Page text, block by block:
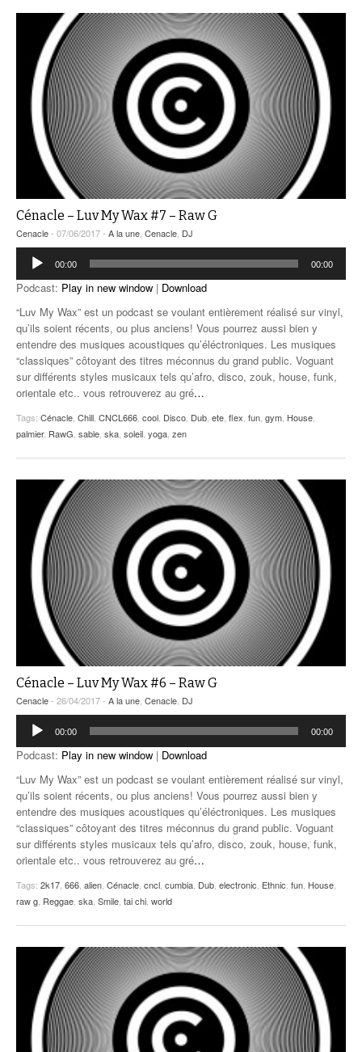
Cénacle – Luv My Wax #7 – Raw G
Cenacle- 07/06/2017 - A la une, Cenacle, DJ
Lecteur
audio
00:00 00:00
Podcast: Play in new window | Download
“Luv My Wax” est un podcast se voulant entièrement réalisé sur vinyl,
qu’ils soient récents, ou plus anciens! Vous pourrez aussi bien y
entendre des musiques acoustiques qu’éléctroniques. Les musiques
“classiques” côtoyant des titres méconnus du grand public. Voguant
sur différents styles musicaux tels qu’afro, disco, zouk, house, funk,
orientale etc.. vous retrouverez au gré…
Tags: Cénacle, Chill, CNCL666, cool, Disco, Dub, ete, flex, fun, gym, House,
palmier, RawG, sable, ska, soleil, yoga, zen
Cénacle – Luv My Wax #6 – Raw G
Cenacle- 26/04/2017 - A la une Cenacle DJ
Lecteur
audio
00:00 00:00
Podcast: Play in new window | Download
“Luv My Wax” est un podcast se voulant entièrement réalisé sur vinyl,
qu’ils soient récents, ou plus anciens! Vous pourrez aussi bien y
entendre des musiques acoustiques qu’éléctroniques. Les musiques
“classiques” côtoyant des titres méconnus du grand public. Voguant
sur différents styles musicaux tels qu’afro, disco, zouk, house, funk,
orientale etc.. vous retrouverez au gré…
Tags: 2k17 666 alien Cénacle cncl cumbia Dub electronic Ethnic fun House
raw g Reggae ska Smile tai chi world